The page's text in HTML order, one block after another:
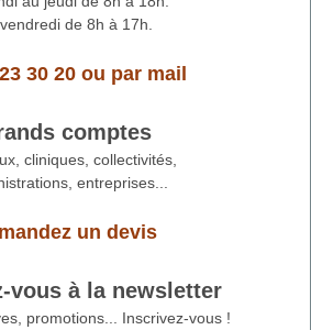
de 8h à 17h.
30 20ou par mail
comptes
cliniques, collectivités,
entreprises...
un devis
vous à la newsletter
promotions... Inscrivez-vous !